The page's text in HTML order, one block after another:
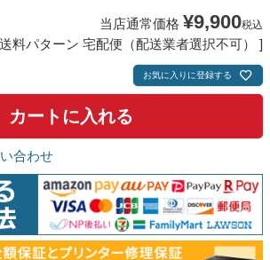
当店通常価格 ¥9,900税込
送料パターン 宅配便（配送業者選択不可）
お気に入りに登録する
カートに入れる
合わせ